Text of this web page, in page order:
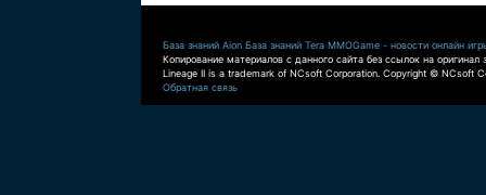
База знаний Aion База знаний Tera MMOGame - новости онлайн
Копирование материалов с данного сайта без ссылок на оригинал
Lineage II is a trademark of NCsoft Corporation. Copyright © NCsoft
Обратная связь